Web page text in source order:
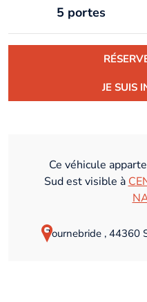
5 portes
JE SUIS
Ce véhicule
Sud est visible à
Tournebride , 44360